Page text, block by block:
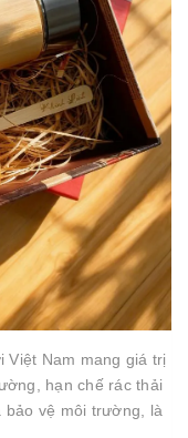
Việt Nam mang giá trị
hạn chế rác thải
bảo vệ môi trường, là